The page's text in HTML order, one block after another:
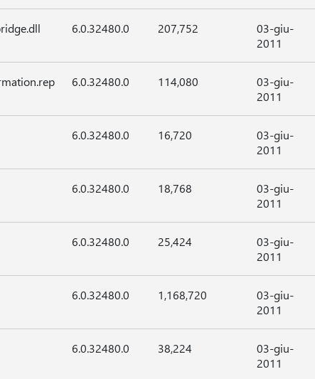
6.0.32480.0 207,752
03-giu-
2011
6.0.32480.0 114,080
03-giu-
2011
6.0.32480.0 16,720
03-giu-
2011
6.0.32480.0 18,768
03-giu-
2011
6.0.32480.0 25,424
03-giu-
2011
6.0.32480.0 1,168,720
03-giu-
2011
6.0.32480.0 38,224
03-giu-
2011